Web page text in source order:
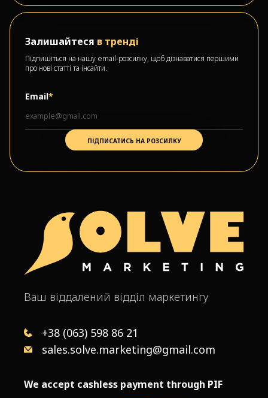
Залишайтеся в тренді
Підпишіться на нашу email-розсилку, щоб дізнаватися першими
про нові статті та інсайти.
Email*
Ваш віддалений відділ маркетингу
+38 (063) 598 86 21
sales.solve.marketing@gmail.com
We accept cashless payment through PIF